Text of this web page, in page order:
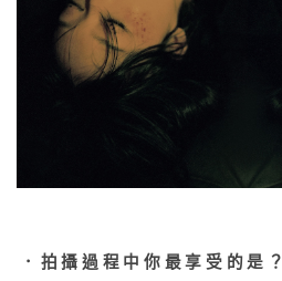
．拍攝過程中你最享受的是？